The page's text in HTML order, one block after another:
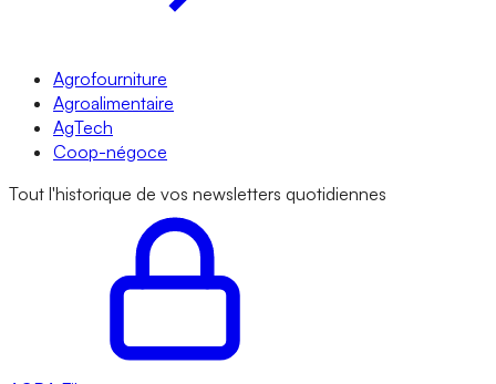
Agrofourniture
Agroalimentaire
AgTech
Coop-négoce
Tout l'historique de vos newsletters quotidiennes